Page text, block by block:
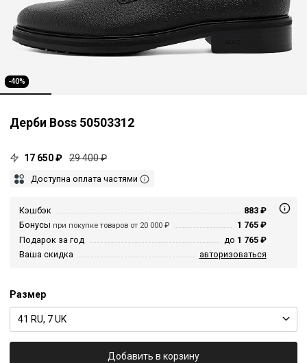
-40%
Дерби Boss 50503312
17 650 ₽ 29 400 ₽
Доступна оплата частями
Кэшбэк
883 ₽
Бонусы при покупке товаров от 20 000 ₽
1 765 ₽
Подарок за год
до 1 765 ₽
Ваша скидка
авторизоваться
Размер
41 RU, 7 UK
Добавить в корзину